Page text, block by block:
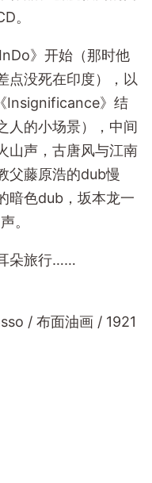
。
》开始（那时他
点没死在印度），以
Insignificance》结
人的小场景），中间
山声，古唐风与江南
父藤原浩的dub慢
暗色dub，坂本龙一
。
朵旅行……
/ 布面油画 / 1921